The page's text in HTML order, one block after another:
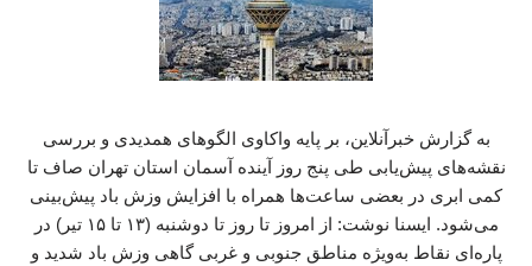
به گزارش خبرآنلاین، بر پایه واکاوی الگوهای همدیدی و بررسی
نقشه‌های پیش‌یابی طی پنج روز آینده آسمان استان تهران صاف تا
کمی ابری در بعضی ساعت‌ها همراه با افزایش وزش باد پیش‌بینی
می‌شود. ایسنا نوشت: از امروز تا روز تا دوشنبه (۱۳ تا ۱۵ تیر) در
پاره‌ای نقاط به‌ویژه مناطق جنوبی و غربی گاهی وزش باد شدید و